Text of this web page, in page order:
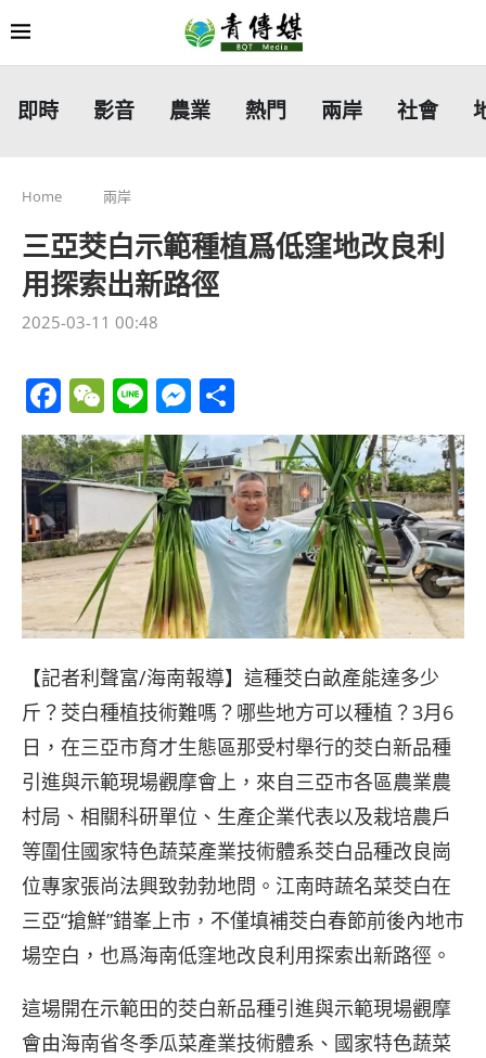
即時 影音 農業 熱門 兩岸 社會
Home 兩岸
三亞茭白示範種植爲低窪地改良利
用探索出新路徑
2025-03-11 00:48
Facebook
WeChat
LineMessenger
享
【記者利聲富/海南報導】這種茭白畝產能達多少
斤？茭白種植技術難嗎？哪些地方可以種植？3月6
日，在三亞市育才生態區那受村舉行的茭白新品種
引進與示範現場觀摩會上，來自三亞市各區農業農
村局、相關科研單位、生產企業代表以及栽培農戶
等圍住國家特色蔬菜產業技術體系茭白品種改良崗
位專家張尚法興致勃勃地問。江南時蔬名菜茭白在
三亞“搶鮮”錯峯上市，不僅填補茭白春節前後內地市
場空白，也爲海南低窪地改良利用探索出新路徑。
這場開在示範田的茭白新品種引進與示範現場觀摩
會由海南省冬季瓜菜產業技術體系、國家特色蔬菜